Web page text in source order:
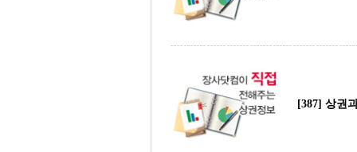
[387] 상권